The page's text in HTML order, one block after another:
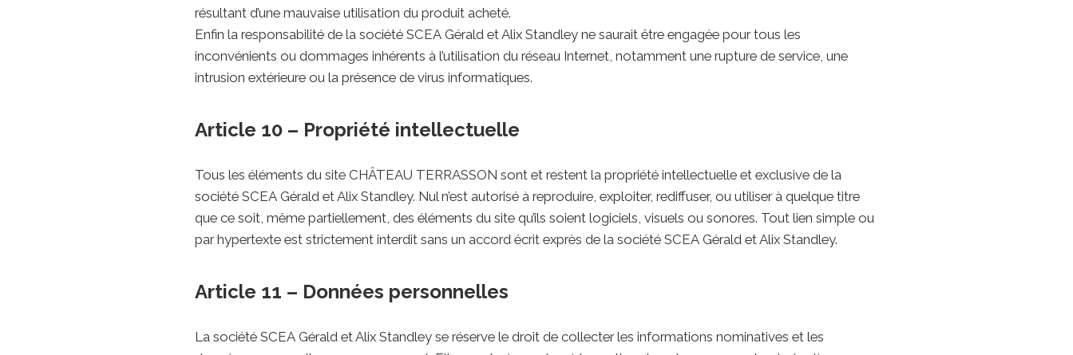
résultant d’une mauvaise utilisation du produit acheté.
Enfin la responsabilité de la société SCEA Gérald et Alix Standley ne saurait être engagée pour tous les
inconvénients ou dommages inhérents à l’utilisation du réseau Internet, notamment une rupture de service, une
intrusion extérieure ou la présence de virus informatiques.
Article 10 – Propriété intellectuelle
Tous les éléments du site CHÂTEAU TERRASSON sont et restent la propriété intellectuelle et exclusive de la
société SCEA Gérald et Alix Standley. Nul n’est autorisé à reproduire, exploiter, rediffuser, ou utiliser à quelque titre
que ce soit, même partiellement, des éléments du site qu’ils soient logiciels, visuels ou sonores. Tout lien simple ou
par hypertexte est strictement interdit sans un accord écrit exprès de la société SCEA Gérald et Alix Standley.
Article 11 – Données personnelles
La société SCEA Gérald et Alix Standley se réserve le droit de collecter les informations nominatives et les